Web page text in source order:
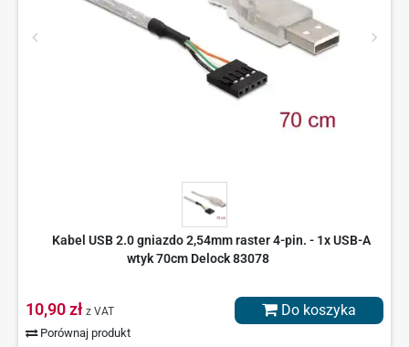
Kabel USB 2.0 gniazdo 2,54mm raster 4-pin. - 1x USB-A
wtyk 70cm Delock 83078
10,90 zł z VAT
Porównaj produkt
Do koszyka